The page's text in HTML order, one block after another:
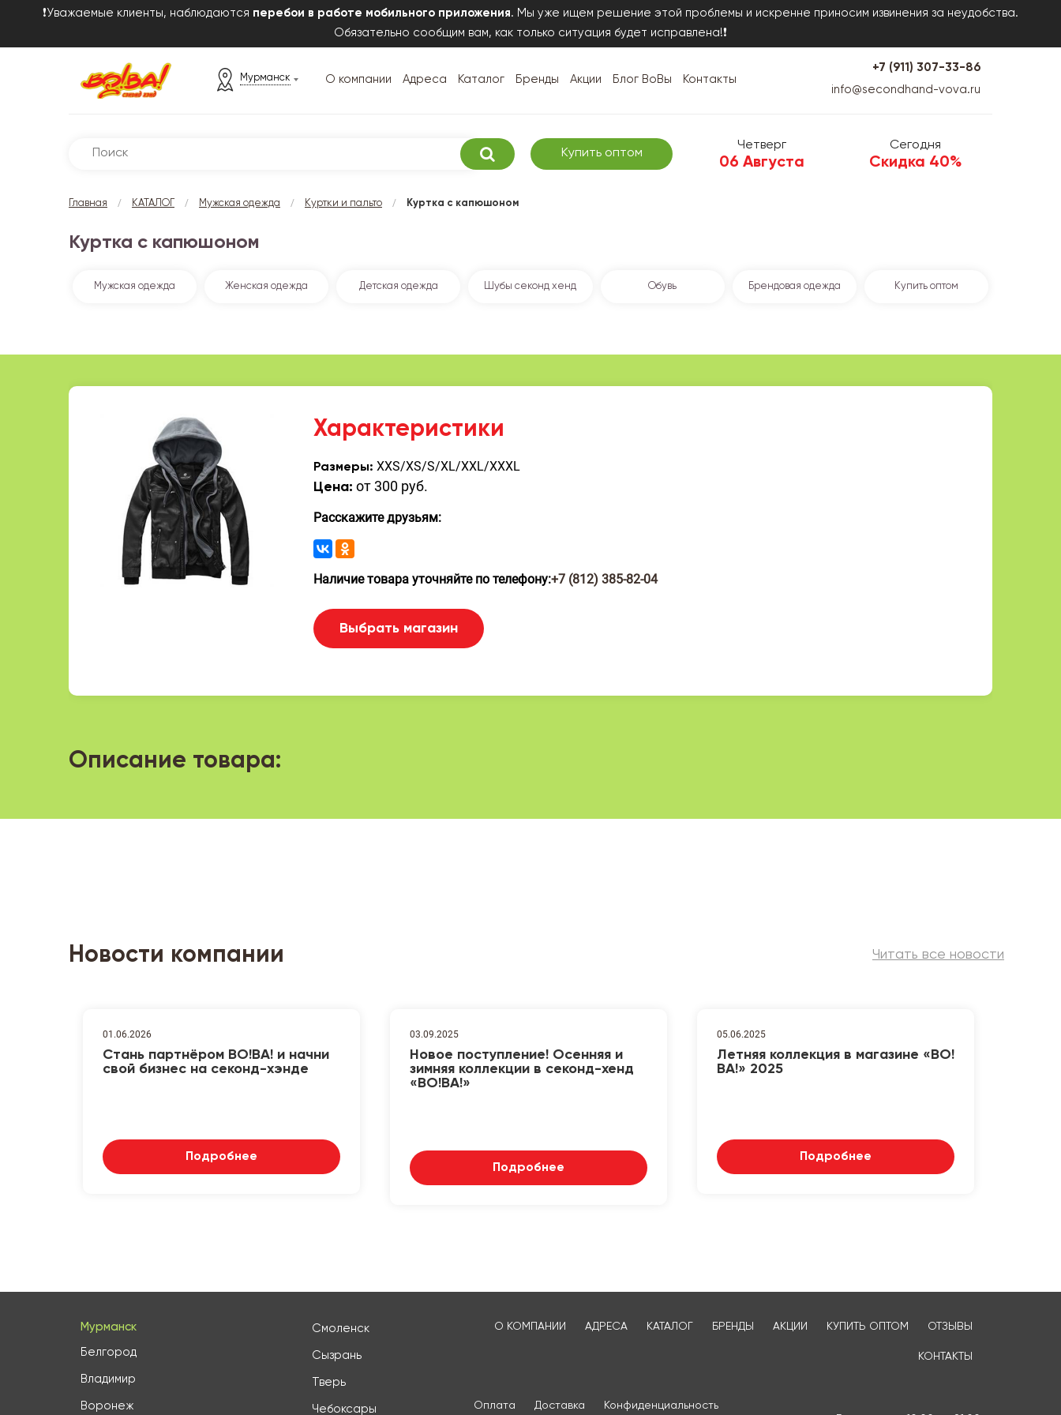
❗Уважаемые клиенты, наблюдаются перебои в работе мобильного приложения. Мы уже ищем решение этой проблемы и искренне приносим извинения за неудобства.
Обязательно сообщим вам, как только ситуация будет исправлена!❗
Мурманск О компании Адреса Каталог Бренды Акции Блог ВоВы Контакты
+7 (911) 307-33-86
info@secondhand-vova.ru
Купить оптом
Четверг
06 Августа
Сегодня
Скидка 40%
Главная / КАТАЛОГ / Мужская одежда / Куртки и пальто / Куртка с капюшоном
Куртка с капюшоном
Мужская одежда Женская одежда Детская одежда Шубы секонд хенд Обувь Брендовая одежда Купить оптом
Характеристики
Размеры: XXS/XS/S/XL/XXL/XXXL
Цена: от 300 руб.
Расскажите друзьям:
Наличие товара уточняйте по телефону:+7 (812) 385-82-04
Выбрать магазин
Описание товара:
Новости компании Читать все новости
01.06.2026
Стань партнёром ВО!ВА! и начни
свой бизнес на секонд-хэнде
Подробнее
03.09.2025
Новое поступление! Осенняя и
зимняя коллекции в секонд-хенд
«ВО!ВА!»
Подробнее
05.06.2025
Летняя коллекция в магазине «ВО!
ВА!» 2025
Подробнее
Мурманск
Белгород
Владимир
Воронеж
Смоленск
Сызрань
Тверь
Чебоксары
О КОМПАНИИ АДРЕСА КАТАЛОГ БРЕНДЫ АКЦИИ КУПИТЬ ОПТОМ ОТЗЫВЫ
КОНТАКТЫ
Оплата Доставка
Конфиденциальность